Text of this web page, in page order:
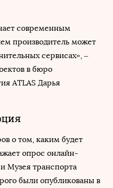
современным
производитель может
сервисах», –
в бюро
ATLAS Дарья
о том, каким будет
опрос онлайн-
Музея транспорта
были опубликованы в